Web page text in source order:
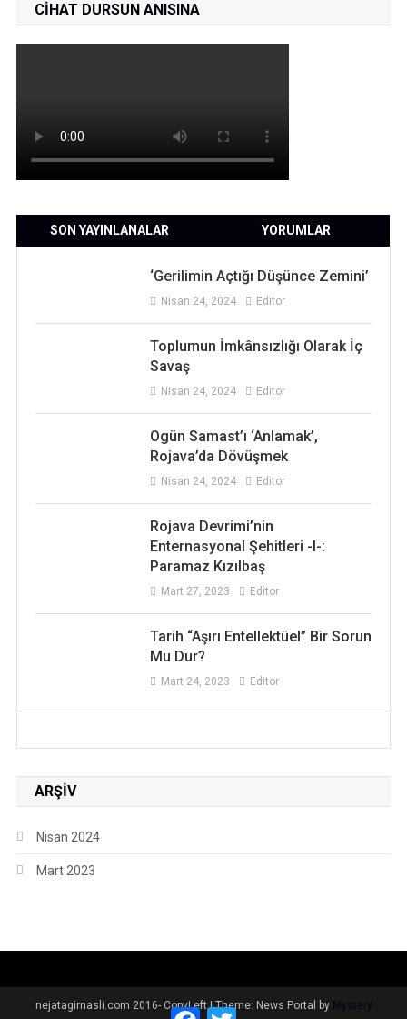
CIHAT DURSUN ANISINA
SON YAYINLANALAR YORUMLAR
‘Gerilimin Açtığı Düşünce Zemini’
Nisan 24, 2024 Editor
Toplumun İmkânsızlığı Olarak İç
Savaş
Nisan 24, 2024 Editor
Ogün Samast’ı ‘Anlamak’,
Rojava’da Dövüşmek
Nisan 24, 2024 Editor
Rojava Devrimi’nin
Enternasyonal Şehitleri -I-:
Paramaz Kızılbaş
Mart 27, 2023 Editor
Tarih “Aşırı Entellektüel” Bir Sorun
Mu Dur?
Mart 24, 2023 Editor
ARŞIV
Nisan 2024
Mart 2023
nejatagirnasli.com 2016- CopyLeft|Theme: News Portal by Mystery
Facebook